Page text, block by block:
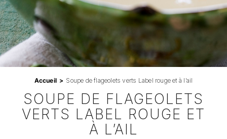
Professionnels
RECHERCHER:
Accueil Soupe de flageolets verts Label rouge et à l’ail
SOUPE DE FLAGEOLETS
VERTS LABEL ROUGE ET
À L’AIL